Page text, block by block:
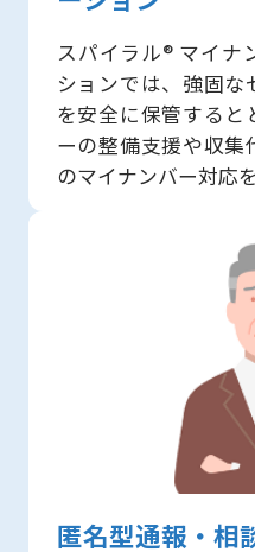
スパイラル® マイナ
ションでは、強固な
を安全に保管すると
ーの整備支援や収集
のマイナンバー対応
匿名型通報・相